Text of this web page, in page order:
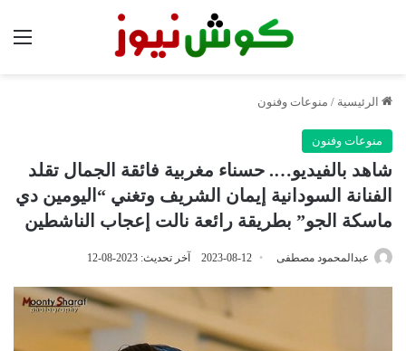
الرئيسية / منوعات وفنون
منوعات وفنون
شاهد بالفيديو…. حسناء مغربية فائقة الجمال تقلد
الفنانة السودانية إيمان الشريف وتغني “اليومين دي
ماسكة الجو” بطريقة رائعة نالت إعجاب الناشطين
عبدالمحمود مصطفى 2023-08-12 آخر تحديث: 2023-08-12